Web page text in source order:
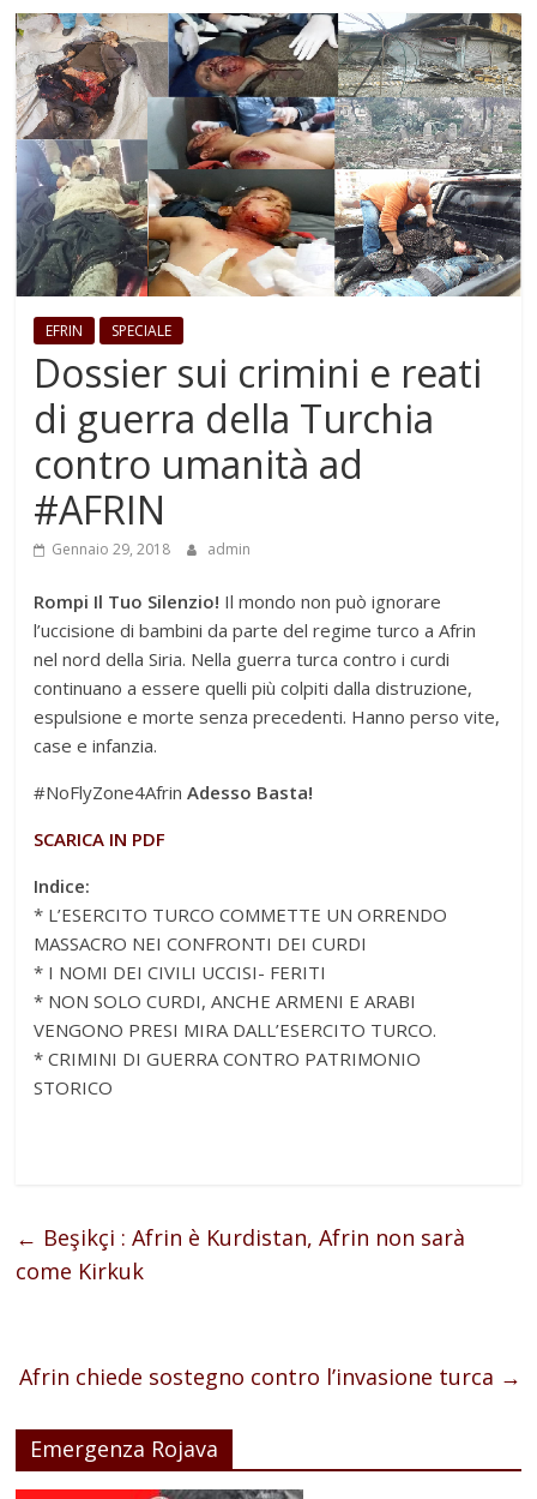
EFRIN SPECIALE
Dossier sui crimini e reati
di guerra della Turchia
contro umanità ad
#AFRIN
Gennaio 29, 2018 admin
Rompi Il Tuo Silenzio! Il mondo non può ignorare
l’uccisione di bambini da parte del regime turco a Afrin
nel nord della Siria. Nella guerra turca contro i curdi
continuano a essere quelli più colpiti dalla distruzione,
espulsione e morte senza precedenti. Hanno perso vite,
case e infanzia.
#NoFlyZone4AfrinAdesso Basta!
SCARICA IN PDF
Indice:
* L’ESERCITO TURCO COMMETTE UN ORRENDO
MASSACRO NEI CONFRONTI DEI CURDI
* I NOMI DEI CIVILI UCCISI- FERITI
* NON SOLO CURDI, ANCHE ARMENI E ARABI
VENGONO PRESI MIRA DALL’ESERCITO TURCO.
* CRIMINI DI GUERRA CONTRO PATRIMONIO
STORICO
← Beşikçi : Afrin è Kurdistan, Afrin non sarà
come Kirkuk
Afrin chiede sostegno contro l’invasione turca →
Emergenza Rojava